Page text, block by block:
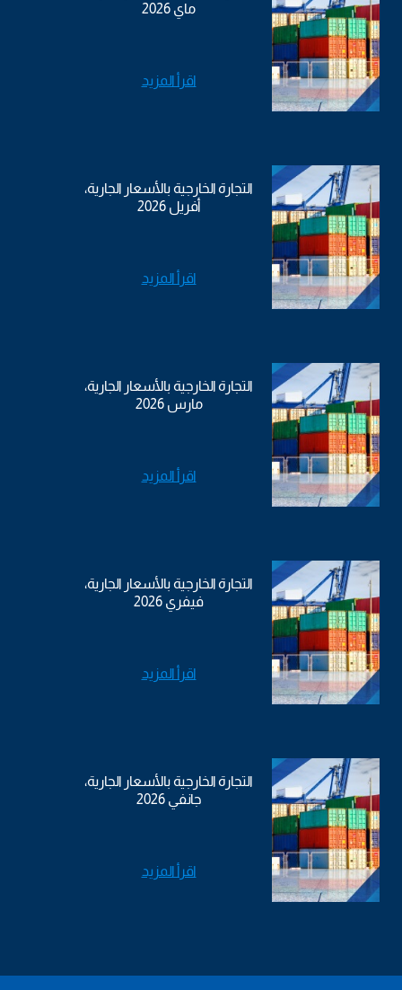
ماي 2026
اقرأ المزيد
التجارة الخارجية بالأسعار الجارية،
أفريل 2026
اقرأ المزيد
التجارة الخارجية بالأسعار الجارية،
مارس 2026
اقرأ المزيد
التجارة الخارجية بالأسعار الجارية،
فيفري 2026
اقرأ المزيد
التجارة الخارجية بالأسعار الجارية،
جانفي 2026
اقرأ المزيد